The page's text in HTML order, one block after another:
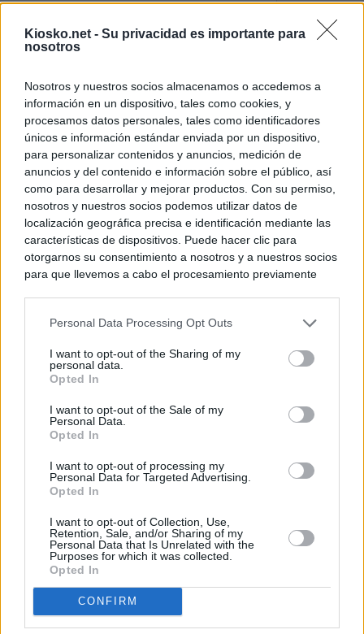
Kiosko.net - Su privacidad es importante para
nosotros
Nosotros y nuestros socios almacenamos o accedemos a
información en un dispositivo, tales como cookies, y
procesamos datos personales, tales como identificadores
únicos e información estándar enviada por un dispositivo,
para personalizar contenidos y anuncios, medición de
anuncios y del contenido e información sobre el público, así
como para desarrollar y mejorar productos. Con su permiso,
nosotros y nuestros socios podemos utilizar datos de
localización geográfica precisa e identificación mediante las
características de dispositivos. Puede hacer clic para
otorgarnos su consentimiento a nosotros y a nuestros socios
para que llevemos a cabo el procesamiento previamente
negar su consentimiento. Tenga en cuenta que algún
de su consentimiento, pero usted tiene el derecho de
rechazar tal procesamiento. Sus preferencias se aplicarán
cualquier momento entrando de nuevo en este sitio web o
visitando nuestra política de privacidad.
Personal Data Processing Opt Outs
I want to opt-out of the Sharing of my
personal data.
Opted In
I want to opt-out of the Sale of my
Personal Data.
Opted In
I want to opt-out of processing my
Personal Data for Targeted Advertising.
Opted In
I want to opt-out of Collection, Use,
Retention, Sale, and/or Sharing of my
Personal Data that Is Unrelated with the
Purposes for which it was collected.
Opted In
CONFIRM
La Comunidad
de lujo de
euros el diseño
Puerta del Sol
© Kiosko.net Aviso Legal Privacidad y Cookies